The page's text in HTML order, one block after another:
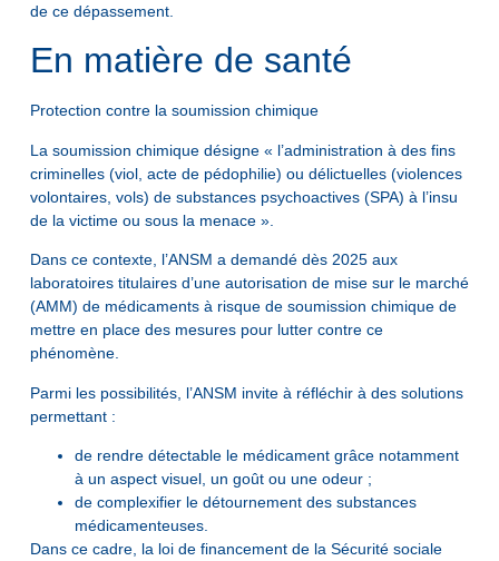
de ce dépassement.
En matière de santé
Protection contre la soumission chimique
La soumission chimique désigne « l’administration à des fins
criminelles (viol, acte de pédophilie) ou délictuelles (violences
volontaires, vols) de substances psychoactives (SPA) à l’insu
de la victime ou sous la menace ».
Dans ce contexte, l’ANSM a demandé dès 2025 aux
laboratoires titulaires d’une autorisation de mise sur le marché
(AMM) de médicaments à risque de soumission chimique de
mettre en place des mesures pour lutter contre ce
phénomène.
Parmi les possibilités, l’ANSM invite à réfléchir à des solutions
permettant :
de rendre détectable le médicament grâce notamment
à un aspect visuel, un goût ou une odeur ;
de complexifier le détournement des substances
médicamenteuses.
Dans ce cadre, la loi de financement de la Sécurité sociale